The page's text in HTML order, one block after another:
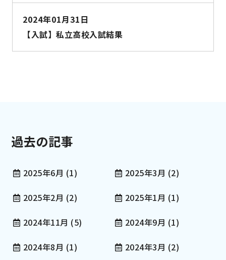
2024年01月31日
【入試】私立高校入試結果
過去の記事
2025年6月 (1) 2025年3月 (2)
2025年2月 (2) 2025年1月 (1)
2024年11月 (5) 2024年9月 (1)
2024年8月 (1) 2024年3月 (2)